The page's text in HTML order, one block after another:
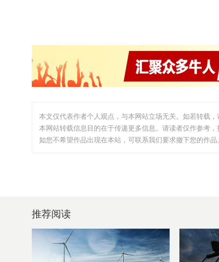
本文仅代表作者个人观点，与本网站立场无关。如若转载
本网站转载信息目的在于传递更多信息。请读者仅作参考
如您不希望作品出现在本站，可联系我们要求撤下您的作
推荐阅读